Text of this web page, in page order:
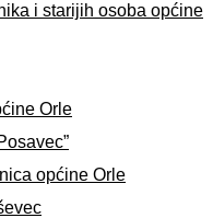
i starijih osoba općine
Orle
općine Orle